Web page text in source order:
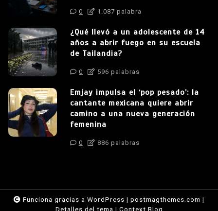
0 1.087 palabra
¿Qué llevó a un adolescente de 14
años a abrir fuego en su escuela
de Tailandia?
0 596 palabras
Emjay impulsa el ‘pop pesado’: la
cantante mexicana quiere abrir
camino a una nueva generación
femenina
0 886 palabras
Funciona gracias a WordPress | postmagthemes.com |
Detalles del tema | Context Blog